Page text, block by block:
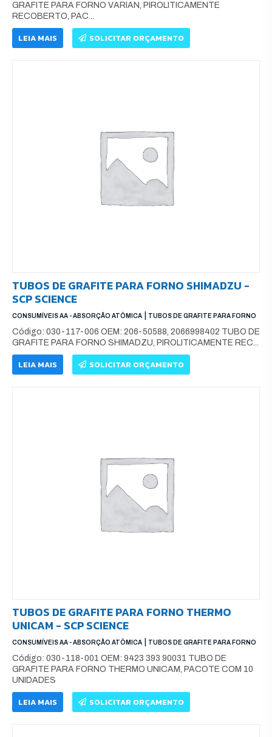
GRAFITE PARA FORNO VARIAN, PIROLITICAMENTE
RECOBERTO, PAC...
LEIA MAIS SOLICITAR ORÇAMENTO
TUBOS DE GRAFITE PARA FORNO SHIMADZU -
SCP SCIENCE
CONSUMÍVEIS AA - ABSORÇÃO ATÔMICA TUBOS DE GRAFITE PARA FORNO
Código: 030-117-006 OEM: 206-50588, 2066998402 TUBO DE
GRAFITE PARA FORNO SHIMADZU, PIROLITICAMENTE REC...
LEIA MAIS SOLICITAR ORÇAMENTO
TUBOS DE GRAFITE PARA FORNO THERMO
UNICAM - SCP SCIENCE
CONSUMÍVEIS AA - ABSORÇÃO ATÔMICA TUBOS DE GRAFITE PARA FORNO
Código: 030-118-001 OEM: 9423 393 90031 TUBO DE
GRAFITE PARA FORNO THERMO UNICAM, PACOTE COM 10
UNIDADES
LEIA MAIS SOLICITAR ORÇAMENTO